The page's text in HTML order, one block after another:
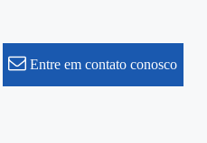
Entre em contato conosco